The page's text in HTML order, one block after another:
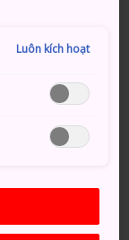
nhìn từ
Kumano
rậm
Luôn kích hoạt